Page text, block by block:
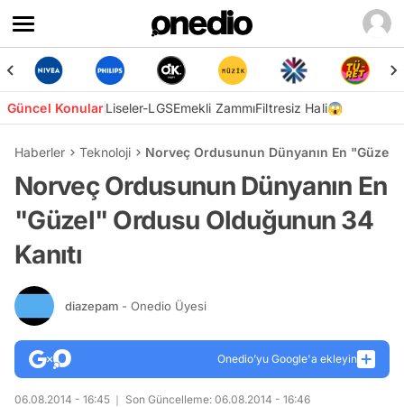
Güncel KonularLiseler-LGSEmekli ZammıFiltresiz Hali😱
Haberler Teknoloji Norveç Ordusunun Dünyanın En "Güzel"
Norveç Ordusunun Dünyanın En
"Güzel" Ordusu Olduğunun 34
Kanıtı
diazepam - Onedio Üyesi
Onedio’yu Google'a ekleyin
06.08.2014 - 16:45 Son Güncelleme: 06.08.2014 - 16:46